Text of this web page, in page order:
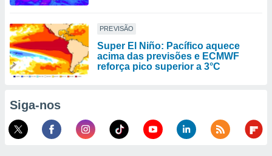
PREVISÃO
Super El Niño: Pacífico aquece
acima das previsões e ECMWF
reforça pico superior a 3°C
Siga-nos